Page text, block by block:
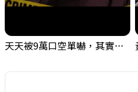
天天被9萬口空單嚇，其實你盯錯地方了｜Mr.Jimmy高志銘 #台股 #外資期貨 #融資